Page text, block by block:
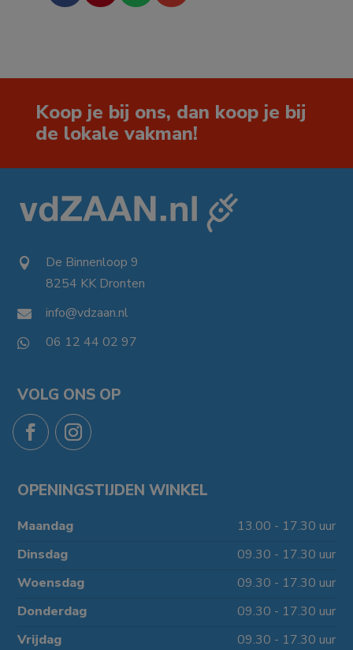
Koop je bij ons, dan koop je bij
de lokale vakman!
 De Binnenloop 9
8254 KK Dronten
 info@vdzaan.nl
 06 12 44 02 97
VOLG ONS OP
OPENINGSTIJDEN WINKEL
Maandag
13.00 - 17.30 uur
Dinsdag
09.30 - 17.30 uur
Woensdag
09.30 - 17.30 uur
Donderdag
09.30 - 17.30 uur
Vrijdag
09.30 - 17.30 uur